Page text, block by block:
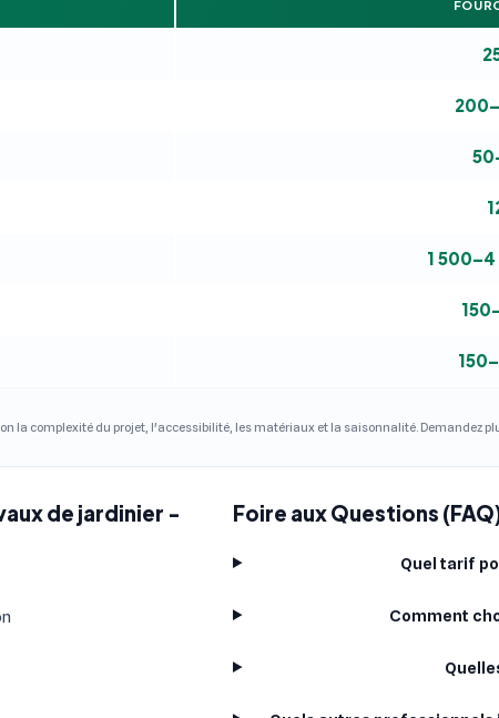
1
la complexité du projet, l'accessibilité, les matériaux et la saisonnalité. Demandez
de jardinier -
Foire aux Questions
Quel tarif
Comment